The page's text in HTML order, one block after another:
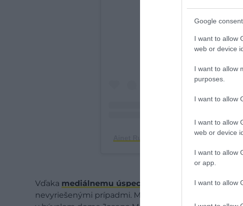
Google
I want to allow
web or device
I want to allow
purposes.
I want to allow
I want to allow
web or device
I want to allow
or app.
I want to allow
A bejegyzés
Ainet Rural Mountain
Vďaka mediálnemu úspechu
dokumentu začalo
nevyriešenými prípadmi. Mnohí prichádzajú kvôli tzv.